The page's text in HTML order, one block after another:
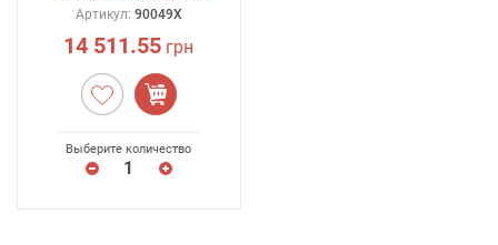
Артикул: 90049X
14 511.55 грн
Выберите количество